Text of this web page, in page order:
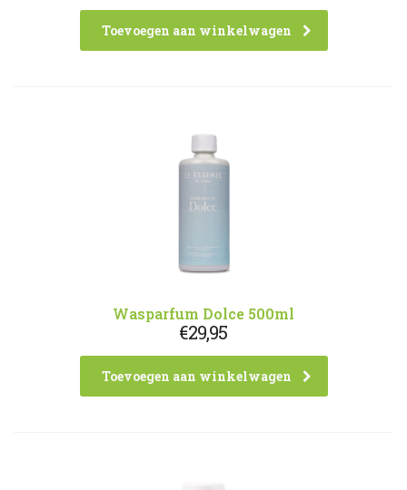
Toevoegen aan winkelwagen
Wasparfum Dolce 500ml
€29,95
Toevoegen aan winkelwagen